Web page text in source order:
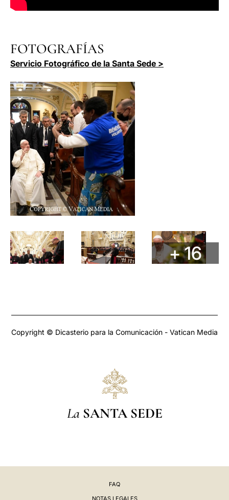
FOTOGRAFÍAS
Servicio Fotográfico de la Santa Sede >
+ 16
Copyright © Dicasterio para la Comunicación - Vatican Media
La SANTA SEDE
FAQ
NOTAS LEGALES